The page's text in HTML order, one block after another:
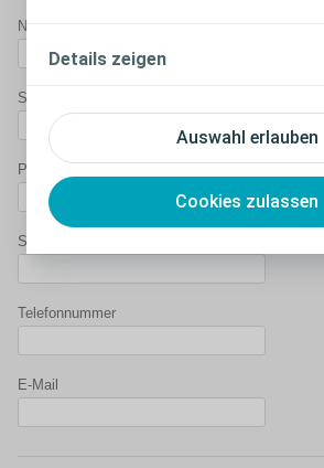
Auswahl erlauben
Cookies zulassen
Details zeigen
Nachname*
Straße/Nr.*
PLZ*
Stadt*
Telefonnummer
E-Mail